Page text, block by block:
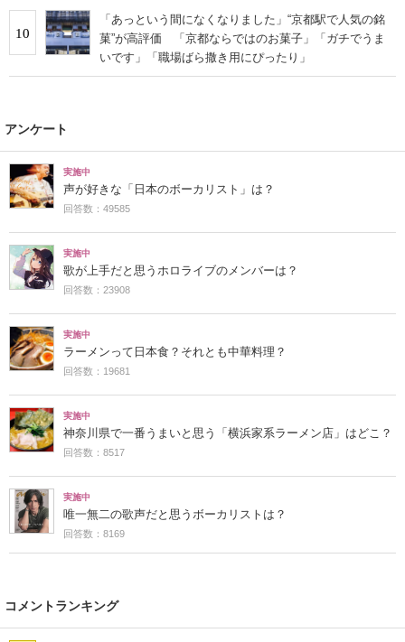
10
「あっという間になくなりました」“京都駅で人気の銘
菓”が高評価 「京都ならではのお菓子」「ガチでうま
いです」「職場ばら撒き用にぴったり」
アンケート
実施中
声が好きな「日本のボーカリスト」は？
回答数：49585
実施中
歌が上手だと思うホロライブのメンバーは？
回答数：23908
実施中
ラーメンって日本食？それとも中華料理？
回答数：19681
実施中
神奈川県で一番うまいと思う「横浜家系ラーメン店」はどこ？
回答数：8517
実施中
唯一無二の歌声だと思うボーカリストは？
回答数：8169
コメントランキング